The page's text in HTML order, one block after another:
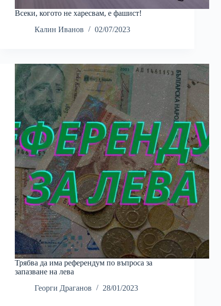
Всеки, когото не харесвам, е фашист!
Калин Иванов
02/07/2023
Трябва да има референдум по въпроса за
запазване на лева
Георги Драганов
28/01/2023